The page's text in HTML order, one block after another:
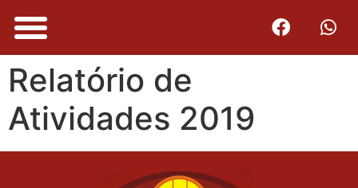
Relatório de
Atividades 2019